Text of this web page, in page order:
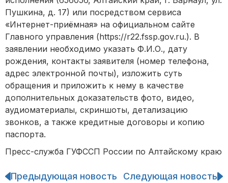
Пушкина, д. 17) или посредством сервиса
«Интернет-приёмная» на официальном сайте
Главного управления (https://r22.fssp.gov.ru.). В
заявлении необходимо указать Ф.И.О., дату
рождения, контакты заявителя (номер телефона,
адрес электронной почты), изложить суть
обращения и приложить к нему в качестве
дополнительных доказательств фото, видео,
аудиоматериалы, скриншоты, детализацию
звонков, а также кредитные договоры и копию
паспорта.
Пресс-служба ГУФССП России по Алтайскому краю
Навигация
Предыдующая новость Следующая новость